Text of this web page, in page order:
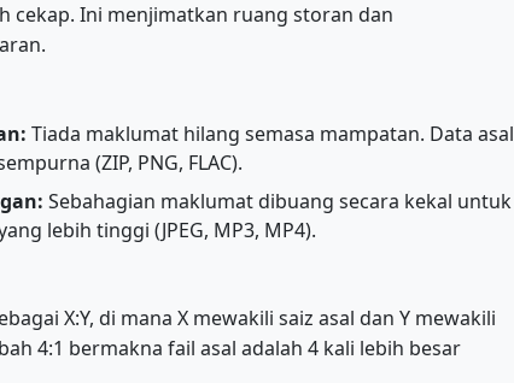
cekap. Ini menjimatkan ruang storan dan
Tiada maklumat hilang semasa mampatan. Data asal
(ZIP, PNG, FLAC).
Sebahagian maklumat dibuang secara kekal untuk
lebih tinggi (JPEG, MP3, MP4).
X:Y, di mana X mewakili saiz asal dan Y mewakili
4:1 bermakna fail asal adalah 4 kali lebih besar